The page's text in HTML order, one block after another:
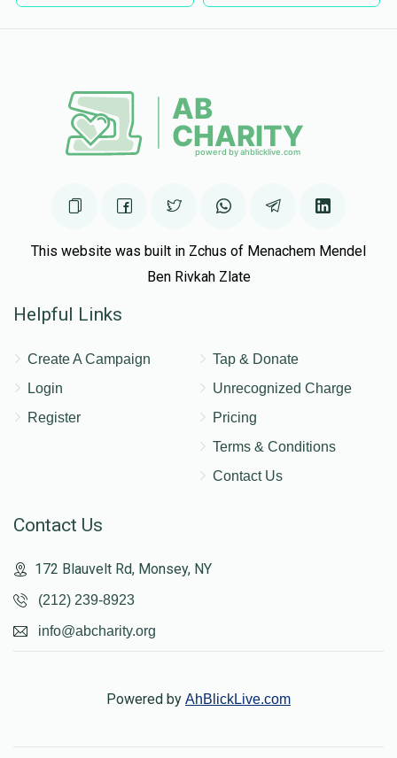
This website was built in Zchus of Menachem Mendel
Ben Rivkah Zlate
Helpful Links
Create A Campaign
Login
Register
Tap & Donate
Unrecognized Charge
Pricing
Terms & Conditions
Contact Us
Contact Us
172 Blauvelt Rd, Monsey, NY
(212) 239-8923
info@abcharity.org
Powered by AhBlickLive.com